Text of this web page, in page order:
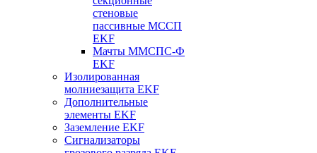
стеновые
пассивные МССП
EKF
Мачты ММСПС-Ф
EKF
Изолированная
молниезащита EKF
Дополнительные
элементы EKF
Заземление EKF
Сигнализаторы